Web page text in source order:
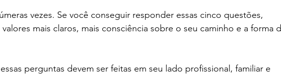
vezes. Se você conseguir responder essas cinco questões,
mais claros, mais consciência sobre o seu caminho e a forma
perguntas devem ser feitas em seu lado profissional, familiar e